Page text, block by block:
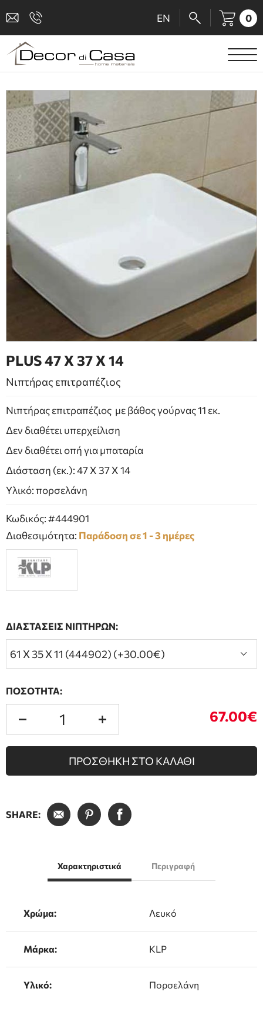
EN 0
ΕΙΔΗ ΥΓΙΕΙΝΗΣ
ΜΠΑΤΑΡΙΕΣ
ΠΛΑΚΑΚΙΑ
ΑΞΕΣΟΥΑΡ ΜΠΑΝΙΟΥ
ΚΟΥΖΙΝΑ
ΑΜΕΑ
ΕΠΙΠΛΑ ΜΠΑΝΙΟΥ
ΠΟΡΤΕΣ
ΤΖΑΚΙ
PLUS 47 X 37 X 14
Νιπτήρας επιτραπέζιος
Νιπτήρας επιτραπέζιος με βάθος γούρνας 11 εκ.
Δεν διαθέτει υπερχείλιση
Δεν διαθέτει οπή για μπαταρία
Διάσταση (εκ.): 47 Χ 37 Χ 14
Υλικό: πορσελάνη
Κωδικός: #444901
Διαθεσιμότητα: Παράδοση σε 1 - 3 ημέρες
ΔΙΑΣΤΑΣΕΙΣ ΝΙΠΤΗΡΩΝ:
ΠΟΣΟΤΗΤΑ:
67.00€
ΠΡΟΣΘΗΚΗ ΣΤΟ ΚΑΛΑΘΙ
SHARE:
Χαρακτηριστικά
Χρώμα: Λευκό
Μάρκα: KLP
Υλικό: Πορσελάνη
Περιγραφή